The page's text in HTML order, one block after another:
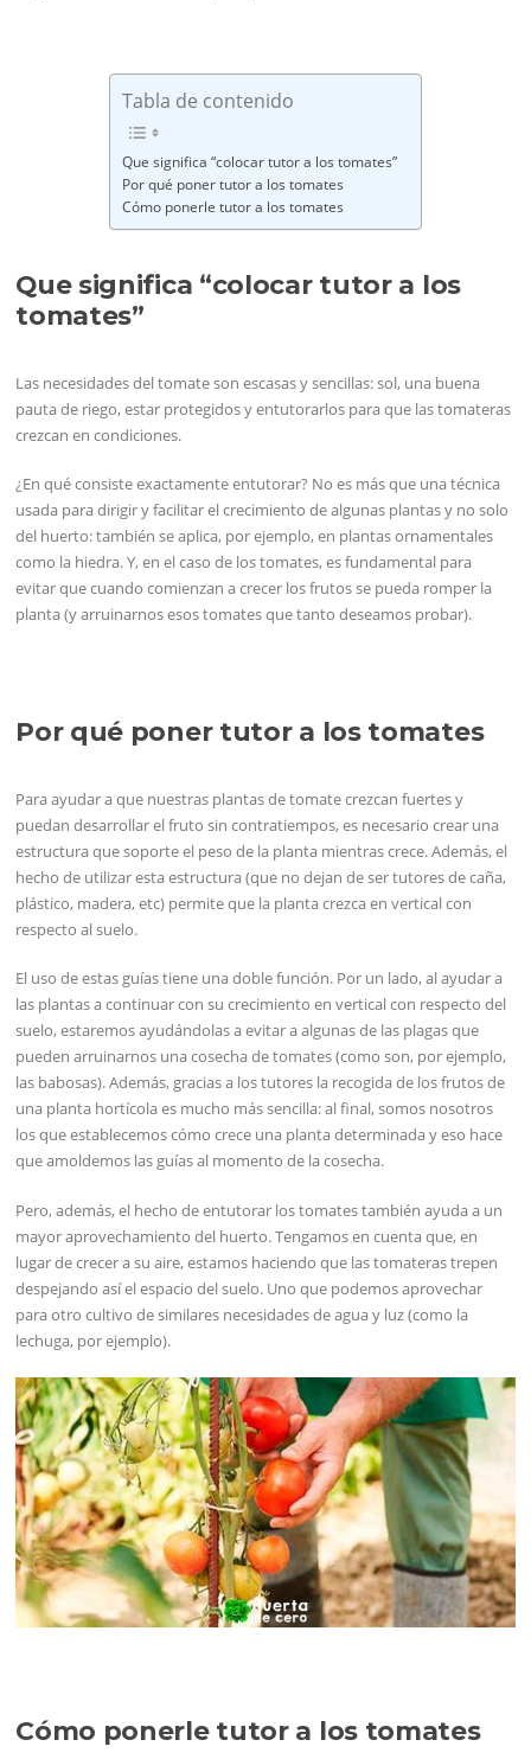
Tabla de contenido
Que significa “colocar tutor a los tomates”
Por qué poner tutor a los tomates
Cómo ponerle tutor a los tomates
Que significa “colocar tutor a los
tomates”
Las necesidades del tomate son escasas y sencillas: sol, una buena
pauta de riego, estar protegidos y entutorarlos para que las tomateras
crezcan en condiciones.
¿En qué consiste exactamente entutorar? No es más que una técnica
usada para dirigir y facilitar el crecimiento de algunas plantas y no solo
del huerto: también se aplica, por ejemplo, en plantas ornamentales
como la hiedra. Y, en el caso de los tomates, es fundamental para
evitar que cuando comienzan a crecer los frutos se pueda romper la
planta (y arruinarnos esos tomates que tanto deseamos probar).
Por qué poner tutor a los tomates
Para ayudar a que nuestras plantas de tomate crezcan fuertes y
puedan desarrollar el fruto sin contratiempos, es necesario crear una
estructura que soporte el peso de la planta mientras crece. Además, el
hecho de utilizar esta estructura (que no dejan de ser tutores de caña,
plástico, madera, etc) permite que la planta crezca en vertical con
respecto al suelo.
El uso de estas guías tiene una doble función. Por un lado, al ayudar a
las plantas a continuar con su crecimiento en vertical con respecto del
suelo, estaremos ayudándolas a evitar a algunas de las plagas que
pueden arruinarnos una cosecha de tomates (como son, por ejemplo,
las babosas). Además, gracias a los tutores la recogida de los frutos de
una planta hortícola es mucho más sencilla: al final, somos nosotros
los que establecemos cómo crece una planta determinada y eso hace
que amoldemos las guías al momento de la cosecha.
Pero, además, el hecho de entutorar los tomates también ayuda a un
mayor aprovechamiento del huerto. Tengamos en cuenta que, en
lugar de crecer a su aire, estamos haciendo que las tomateras trepen
despejando así el espacio del suelo. Uno que podemos aprovechar
para otro cultivo de similares necesidades de agua y luz (como la
lechuga, por ejemplo).
Cómo ponerle tutor a los tomates